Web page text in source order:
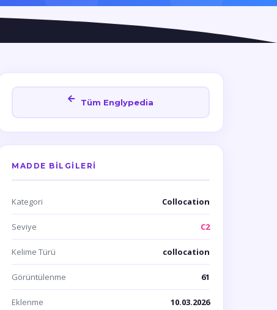
Tüm Englypedia
MADDE BILGILERI
Kategori Collocation
Seviye C2
Kelime Türü collocation
Görüntülenme 61
Eklenme 10.03.2026